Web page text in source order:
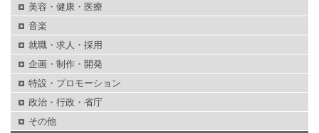
美容・健康・医療
音楽
就職・求人・採用
企画・制作・開発
特設・プロモーション
政治・行政・省庁
その他